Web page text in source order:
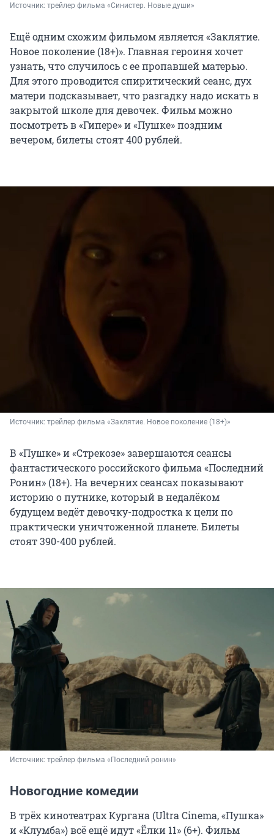
Источник: трейлер фильма «Синистер. Новые души»
Ещё одним схожим фильмом является «Заклятие.
Новое поколение (18+)». Главная героиня хочет
узнать, что случилось с ее пропавшей матерью.
Для этого проводится спиритический сеанс, дух
матери подсказывает, что разгадку надо искать в
закрытой школе для девочек. Фильм можно
посмотреть в «Гипере» и «Пушке» поздним
вечером, билеты стоят 400 рублей.
Источник: трейлер фильма «Заклятие. Новое поколение (18+)»
В «Пушке» и «Стрекозе» завершаются сеансы
фантастического российского фильма «Последний
Ронин» (18+). На вечерних сеансах показывают
историю о путнике, который в недалёком
будущем ведёт девочку-подростка к цели по
практически уничтоженной планете. Билеты
стоят 390-400 рублей.
Источник: трейлер фильма «Последний ронин»
Новогодние комедии
В трёх кинотеатрах Кургана (Ultra Cinema, «Пушка»
и «Клумба») всё ещё идут «Ёлки 11» (6+). Фильм